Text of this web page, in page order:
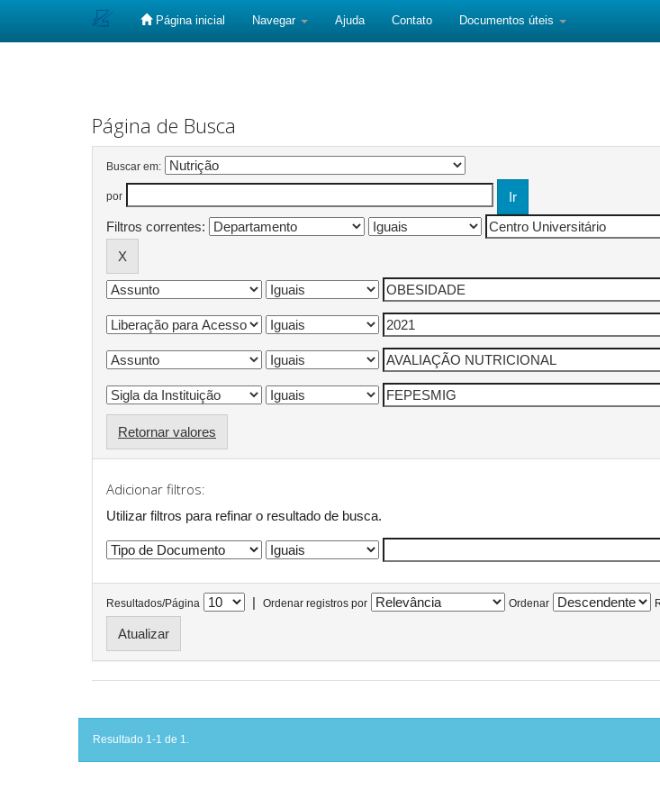
Página inicial Navegar Ajuda Contato Documentos úteis
Página de Busca
Buscar em:
por
Filtros correntes:
Retornar valores
Adicionar filtros:
Utilizar filtros para refinar o resultado de busca.
Resultados/Página | Ordenar registros por Ordenar
Resultado 1-1 de 1.